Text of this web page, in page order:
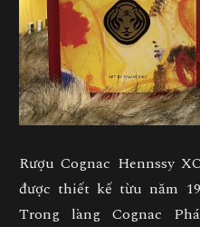
Rượu Cognac Hennssy
được thiết kế từu năm
Trong làng Cognac